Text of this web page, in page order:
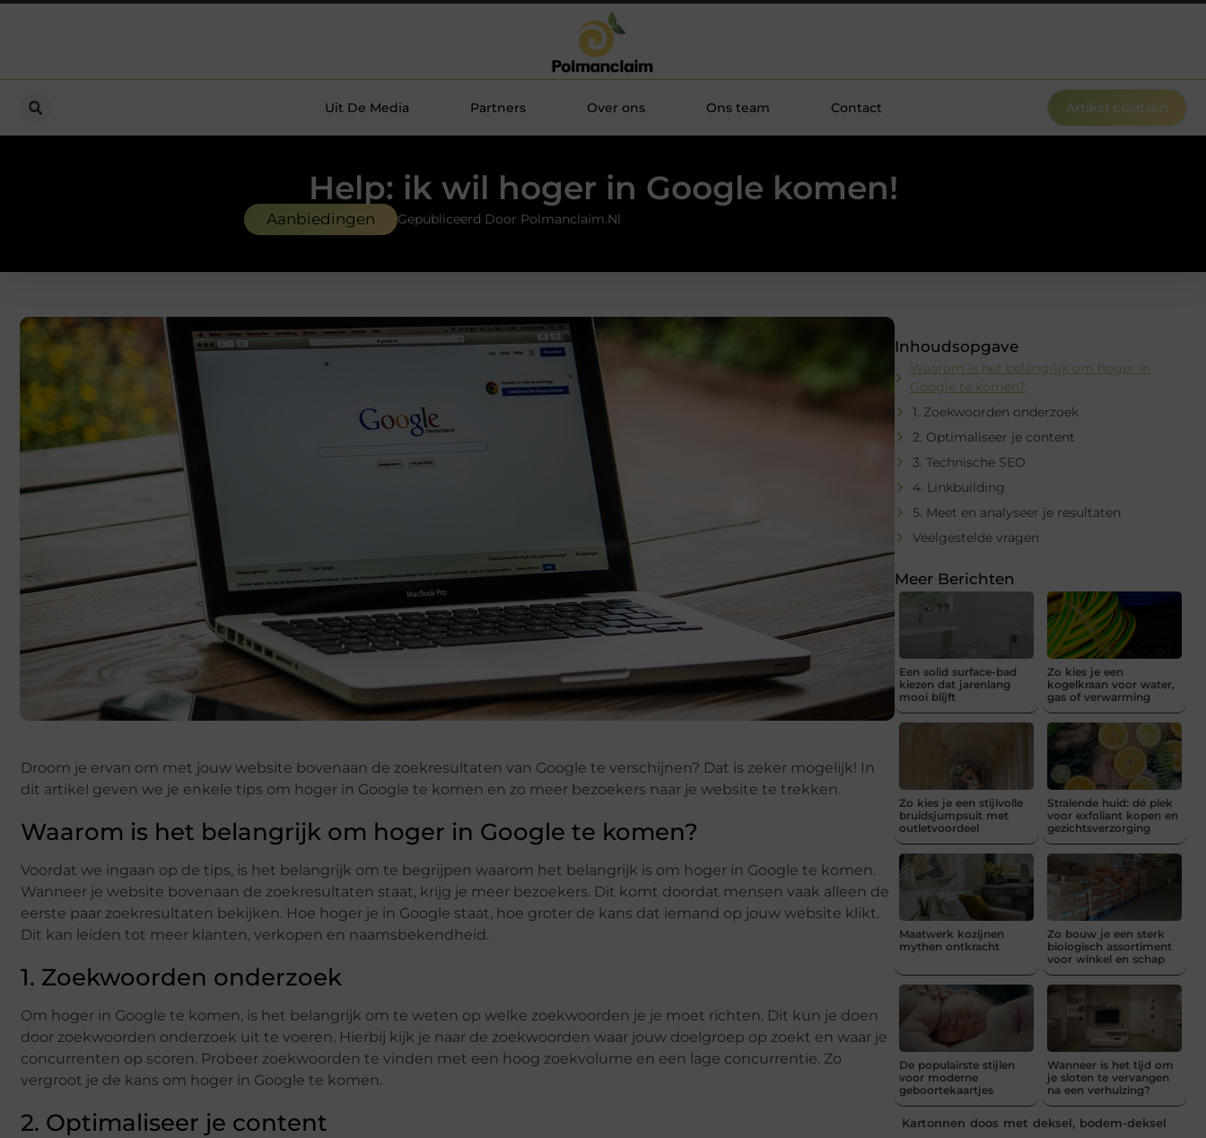
Uit De Media Partners Over ons Ons team Contact Artikel plaatsen
Help: ik wil hoger in Google komen!
Aanbiedingen Gepubliceerd Door Polmanclaim.nl
Droom je ervan om met jouw website bovenaan de zoekresultaten van Google te verschijnen? Dat is zeker mogelijk! In
dit artikel geven we je enkele tips om hoger in Google te komen en zo meer bezoekers naar je website te trekken.
Waarom is het belangrijk om hoger in Google te komen?
Voordat we ingaan op de tips, is het belangrijk om te begrijpen waarom het belangrijk is om hoger in Google te komen.
Wanneer je website bovenaan de zoekresultaten staat, krijg je meer bezoekers. Dit komt doordat mensen vaak alleen de
eerste paar zoekresultaten bekijken. Hoe hoger je in Google staat, hoe groter de kans dat iemand op jouw website klikt.
Dit kan leiden tot meer klanten, verkopen en naamsbekendheid.
1. Zoekwoorden onderzoek
Om hoger in Google te komen, is het belangrijk om te weten op welke zoekwoorden je je moet richten. Dit kun je doen
door zoekwoorden onderzoek uit te voeren. Hierbij kijk je naar de zoekwoorden waar jouw doelgroep op zoekt en waar je
concurrenten op scoren. Probeer zoekwoorden te vinden met een hoog zoekvolume en een lage concurrentie. Zo
vergroot je de kans om hoger in Google te komen.
2. Optimaliseer je content
Inhoudsopgave
Waarom is het belangrijk om hoger in
Google te komen?
1. Zoekwoorden onderzoek
2. Optimaliseer je content
3. Technische SEO
4. Linkbuilding
5. Meet en analyseer je resultaten
Veelgestelde vragen
Meer Berichten
Een solid surface-bad
kiezen dat jarenlang
mooi blijft
Zo kies je een
kogelkraan voor water,
gas of verwarming
Zo kies je een stijlvolle
bruidsjumpsuit met
outletvoordeel
Stralende huid: dé plek
voor exfoliant kopen en
gezichtsverzorging
Maatwerk kozijnen
mythen ontkracht
Zo bouw je een sterk
biologisch assortiment
voor winkel en schap
De populairste stijlen
voor moderne
geboortekaartjes
Wanneer is het tijd om
je sloten te vervangen
na een verhuizing?
Kartonnen doos met deksel, bodem-deksel